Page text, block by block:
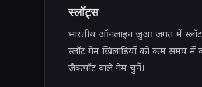
स्लॉट्स
भारतीय ऑनलाइन जुआ जगत में स्लॉट
स्लॉट गेम खिलाड़ियों को कम समय में
जैकपॉट वाले गेम चुनें।